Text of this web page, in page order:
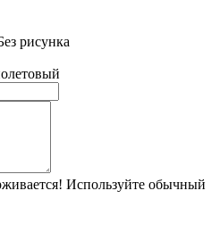
рисунка
Используйте обычный